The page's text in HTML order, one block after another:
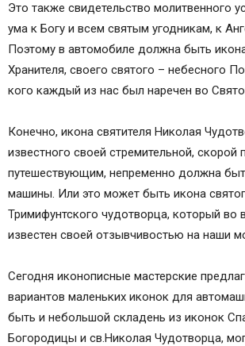
Это также свидетельство молитвенного
ума к Богу и всем святым угодникам, к
Поэтому в автомобиле должна быть
Хранителя, своего святого – небесного
кого каждый из нас был наречен во
Конечно, икона святителя Николая
известного своей стремительной,
путешествующим, непременно должна
машины. Или это может быть икона
Тримифунтского чудотворца, который во
известен своей отзывчивостью на наши
Сегодня иконописные мастерские
вариантов маленьких иконок для
быть и небольшой складень из иконок
Богородицы и св.Николая Чудотворца,